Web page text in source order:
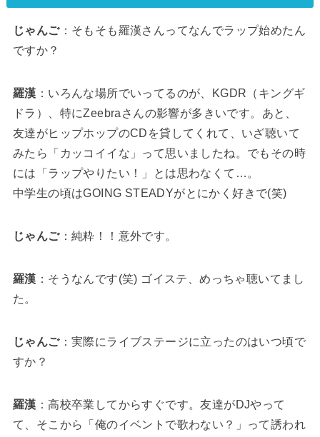
じゃんご：そもそも羅漢さんってなんでラップ始めたん
ですか？
羅漢 ：いろんな場所でいってるのが、KGDR（キングギ
ドラ）、特にZeebraさんの影響が多きいです。あと、
友達がヒップホップのCDを貸してくれて、いざ聴いて
みたら「カッコイイな」って思いましたね。でもその時
には「ラップやりたい！」とは思わなくて…。
中学生の頃はGOING STEADYがとにかく好きで(笑)
じゃんご：純粋！！意外です。
羅漢 ：そうなんです(笑) ゴイステ、めっちゃ聴いてまし
た。
じゃんご：実際にライブステージに立ったのはいつ頃で
すか？
羅漢 ：高校卒業してからすぐです。友達がDJやって
て、そこから「俺のイベントで歌わない？」って誘われ